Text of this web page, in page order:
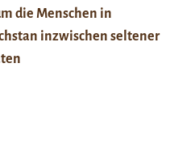
die Menschen in
inzwischen seltener